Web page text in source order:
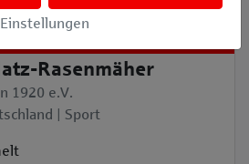
Einstellungen
Vollständig finanziert
Rasenmäher
1920 e.V.
| Sport